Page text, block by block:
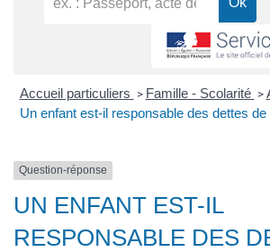
Accueil particuliers > Famille - Scolarité >
Un enfant est-il responsable des dettes
Question-réponse
UN ENFANT EST-IL
RESPONSABLE DES